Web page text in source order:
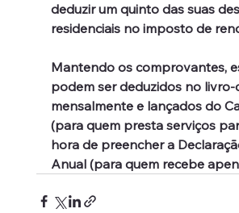
deduzir um quinto das suas
residenciais no imposto de
Mantendo os comprovantes,
podem ser deduzidos no livro-
mensalmente e lançados do
(para quem presta serviços
hora de preencher a
Anual (para quem recebe